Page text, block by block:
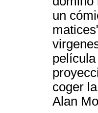
un
coger
Alan